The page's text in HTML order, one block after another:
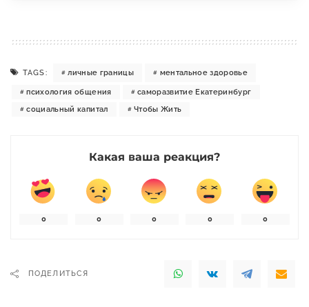
TAGS: личные границы ментальное здоровье
психология общения
саморазвитие Екатеринбург
социальный капитал
Чтобы Жить
Какая ваша реакция?
0 0 0 0 0
ПОДЕЛИТЬСЯ